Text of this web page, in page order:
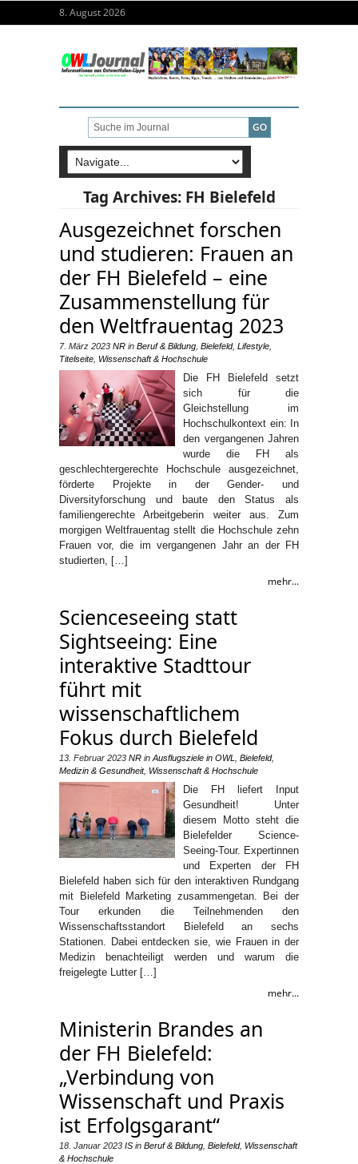
8. August 2026
Tag Archives: FH Bielefeld
Ausgezeichnet forschen
und studieren: Frauen an
der FH Bielefeld – eine
Zusammenstellung für
den Weltfrauentag 2023
7. März 2023 NR in Beruf & Bildung Bielefeld, Lifestyle
Titelseite Wissenschaft & Hochschule
Die FH Bielefeld setzt
sich für die
Gleichstellung im
Hochschulkontext ein: In
den vergangenen Jahren
wurde die FH als
geschlechtergerechte Hochschule ausgezeichnet,
förderte Projekte in der Gender- und
Diversityforschung und baute den Status als
familiengerechte Arbeitgeberin weiter aus. Zum
morgigen Weltfrauentag stellt die Hochschule zehn
Frauen vor, die im vergangenen Jahr an der FH
studierten, […]
mehr...
Scienceseeing statt
Sightseeing: Eine
interaktive Stadttour
führt mit
wissenschaftlichem
Fokus durch Bielefeld
13. Februar 2023 NR in Ausflugsziele in OWL Bielefeld,
Medizin & Gesundheit, Wissenschaft & Hochschule
Die FH liefert Input
Gesundheit! Unter
diesem Motto steht die
Bielefelder Science-
Seeing-Tour. Expertinnen
und Experten der FH
Bielefeld haben sich für den interaktiven Rundgang
mit Bielefeld Marketing zusammengetan. Bei der
Tour erkunden die Teilnehmenden den
Wissenschaftsstandort Bielefeld an sechs
Stationen. Dabei entdecken sie, wie Frauen in der
Medizin benachteiligt werden und warum die
freigelegte Lutter […]
mehr...
Ministerin Brandes an
der FH Bielefeld:
„Verbindung von
Wissenschaft und Praxis
ist Erfolgsgarant“
18. Januar 2023 IS in Beruf & Bildung Bielefeld, Wissenschaft
& Hochschule